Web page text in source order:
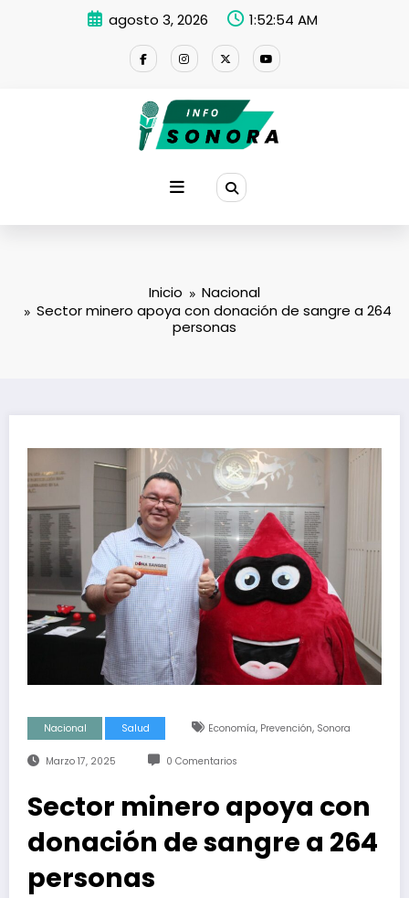
agosto 3, 2026 1:52:55 AM
Inicio
Nacional
Sector minero apoya con donación de sangre a 264
personas
Nacional Salud Economía, Prevención, Sonora
Marzo 17, 2025 0 Comentarios
Sector minero apoya con
donación de sangre a 264
personas